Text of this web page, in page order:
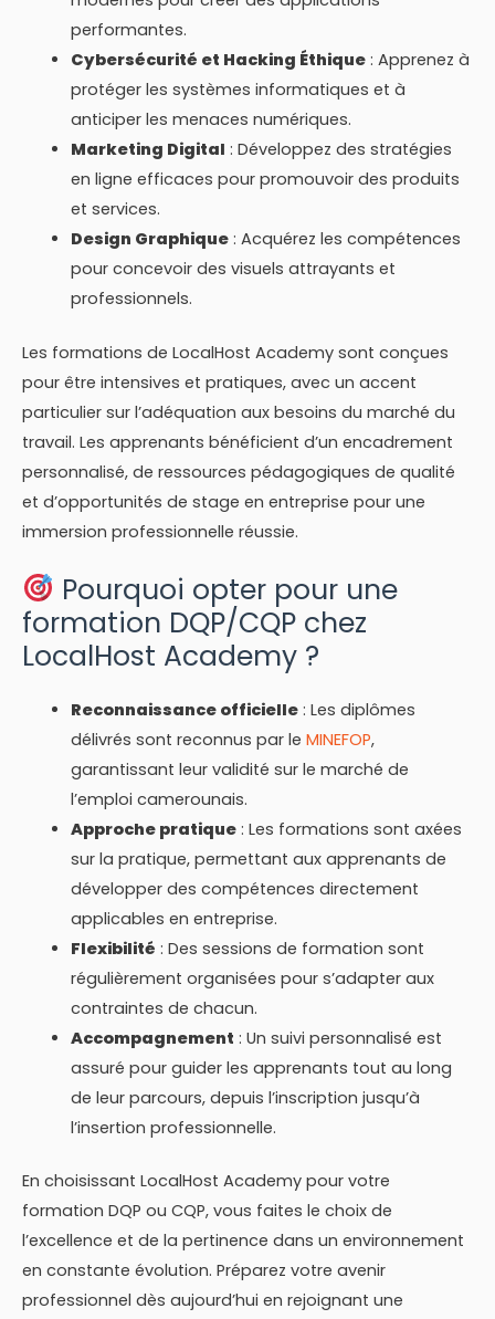
performantes.
Cybersécurité et Hacking Éthique: Apprenez à
protéger les systèmes informatiques et à
anticiper les menaces numériques.
Marketing Digital : Développez des stratégies
en ligne efficaces pour promouvoir des produits
et services.
Design Graphique: Acquérez les compétences
pour concevoir des visuels attrayants et
professionnels.
Les formations de LocalHost Academy sont conçues
pour être intensives et pratiques, avec un accent
particulier sur l’adéquation aux besoins du marché du
travail. Les apprenants bénéficient d’un encadrement
personnalisé, de ressources pédagogiques de qualité
et d’opportunités de stage en entreprise pour une
immersion professionnelle réussie.
Pourquoi opter pour une
formation DQP/CQP chez
LocalHost Academy ?
Reconnaissance officielle: Les diplômes
délivrés sont reconnus par le MINEFOP,
garantissant leur validité sur le marché de
l’emploi camerounais.
Approche pratique: Les formations sont axées
sur la pratique, permettant aux apprenants de
développer des compétences directement
applicables en entreprise.
Flexibilité : Des sessions de formation sont
régulièrement organisées pour s’adapter aux
contraintes de chacun.
Accompagnement : Un suivi personnalisé est
assuré pour guider les apprenants tout au long
de leur parcours, depuis l’inscription jusqu’à
l’insertion professionnelle.
En choisissant LocalHost Academy pour votre
formation DQP ou CQP, vous faites le choix de
l’excellence et de la pertinence dans un environnement
en constante évolution. Préparez votre avenir
professionnel dès aujourd’hui en rejoignant une